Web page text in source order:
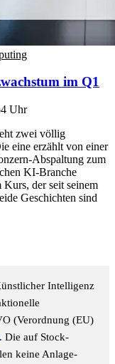
im Q1
Uhr
zwei völlig
eine erzählt von einer
Abspaltung zum
KI-Branche
Kurs, der seit seinem
Geschichten sind
Intelligenz
(Verordnung (EU)
. Die auf Stock-
keine Anlage-